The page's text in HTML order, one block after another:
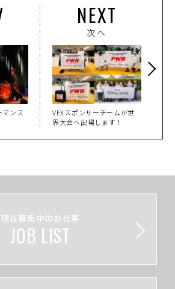
ンス
VEXスポンサーチームが世
界大会へ出場します！
NEXT
次へ
現在募集中のお仕事
JOB LIST